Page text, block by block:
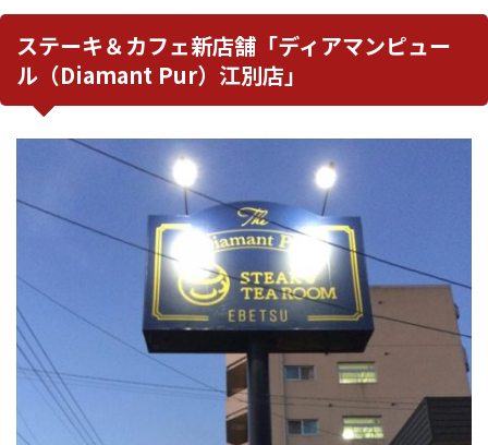
ステーキ＆カフェ新店舗「ディアマンピュー
ル（Diamant Pur）江別店」